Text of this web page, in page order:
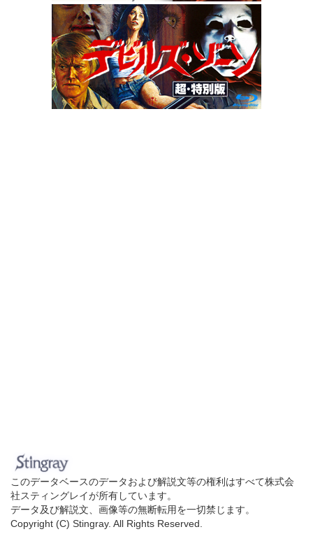
このデータベースのデータおよび解説文等の権利はすべて株式会
社スティングレイが所有しています。
データ及び解説文、画像等の無断転用を一切禁じます。
Copyright (C) Stingray. All Rights Reserved.